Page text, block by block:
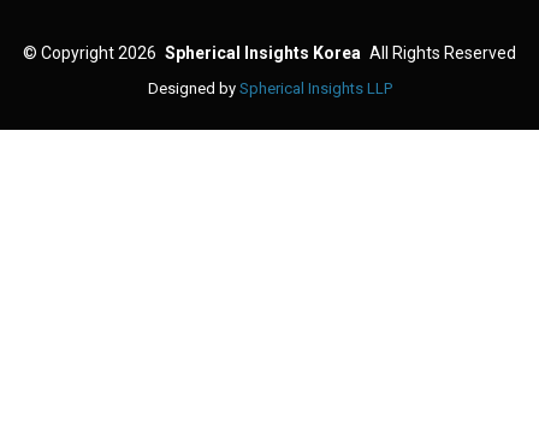
© Copyright 2026 Spherical Insights Korea All Rights Reserved
Designed by Spherical Insights LLP